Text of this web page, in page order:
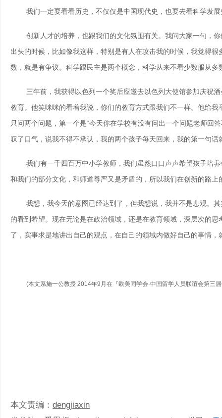
我们一定要看看历史，不仅仅是中国现代史，也要去看科学发展
创新人才的培养，也跟我们的文化氛围有关。我问大家一句，你
出头的时候，比如像我这样，特别是有人在攻击我的时候，我觉得
数，就是有争议。科学跟民主是两个概念，科学从来不看少数服从
三年前，我获得以色列一个奖后应邀去以色列大使馆参加庆祝酒
教育。他笑咪咪的看着我说，你们的教育方式跟我们不一样。他给
只问两个问题，第一个是“今天你在学校有没有问出一个问题老师回
叹了口气，说我不得不承认，我的两个孩子每天回来，我的第一句话
我们有一千四百万中小学教师，我们虽然口口声声希望孩子培养
和我们的部分文化，和师道尊严又是矛盾的，所以我们在创新的路
我想，我今天的意图已经达到了，但我想说，我并不是悲观。其
的看到希望。现在无论是在政治领域，还是在教育领域，深层次的
了，实事求是地讲出自己的观点，在自己的领域内做好自己的事情
(本文系施一公教授 2014年9月在『欧美同学会·中国留学人员联谊会第三
本文责编： dengjiaxin